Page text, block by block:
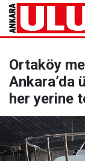
Ortaköy
Ankara’da
her yerine